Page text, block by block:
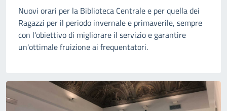
Nuovi orari per la Biblioteca Centrale e per quella dei
Ragazzi per il periodo invernale e primaverile, sempre
con l'obiettivo di migliorare il servizio e garantire
un'ottimale fruizione ai frequentatori.